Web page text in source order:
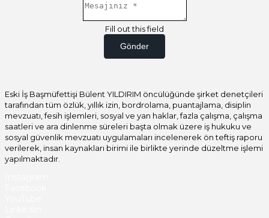
Fill out this field
Gönder
Eski İş Başmüfettişi Bülent YILDIRIM öncülüğünde şirket denetçileri
tarafından tüm özlük, yıllık izin, bordrolama, puantajlama, disiplin
mevzuatı, fesih işlemleri, sosyal ve yan haklar, fazla çalışma, çalışma
saatleri ve ara dinlenme süreleri başta olmak üzere iş hukuku ve
sosyal güvenlik mevzuatı uygulamaları incelenerek ön teftiş raporu
verilerek, insan kaynakları birimi ile birlikte yerinde düzeltme işlemi
yapılmaktadır.